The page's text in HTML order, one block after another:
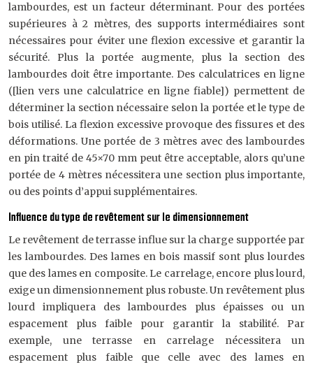
lambourdes, est un facteur déterminant. Pour des portées
supérieures à 2 mètres, des supports intermédiaires sont
nécessaires pour éviter une flexion excessive et garantir la
sécurité. Plus la portée augmente, plus la section des
lambourdes doit être importante. Des calculatrices en ligne
([lien vers une calculatrice en ligne fiable]) permettent de
déterminer la section nécessaire selon la portée et le type de
bois utilisé. La flexion excessive provoque des fissures et des
déformations. Une portée de 3 mètres avec des lambourdes
en pin traité de 45×70 mm peut être acceptable, alors qu’une
portée de 4 mètres nécessitera une section plus importante,
ou des points d’appui supplémentaires.
Influence du type de revêtement sur le dimensionnement
Le revêtement de terrasse influe sur la charge supportée par
les lambourdes. Des lames en bois massif sont plus lourdes
que des lames en composite. Le carrelage, encore plus lourd,
exige un dimensionnement plus robuste. Un revêtement plus
lourd impliquera des lambourdes plus épaisses ou un
espacement plus faible pour garantir la stabilité. Par
exemple, une terrasse en carrelage nécessitera un
espacement plus faible que celle avec des lames en